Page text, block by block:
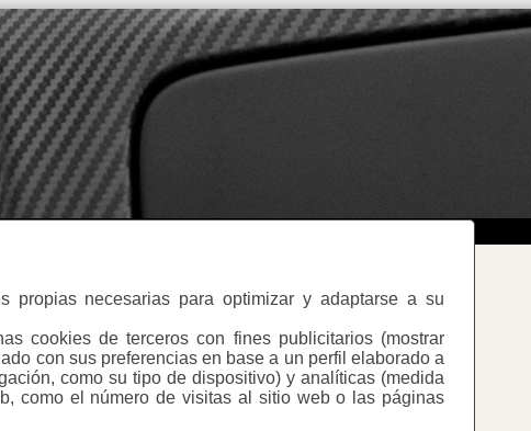
propias necesarias para optimizar y adaptarse a su
cookies de terceros con fines publicitarios (mostrar
con sus preferencias en base a un perfil elaborado a
como su tipo de dispositivo) y analíticas (medida
como el número de visitas al sitio web o las páginas
rendimiento del motor (potencia,
Warning:
Undefined
array key